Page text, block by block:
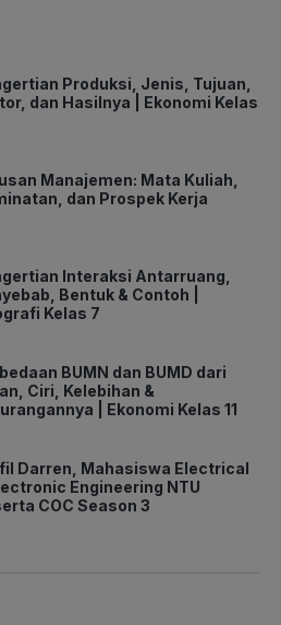
Produksi, Jenis, Tujuan,
dan Hasilnya | Ekonomi Kelas
Manajemen: Mata Kuliah,
dan Prospek Kerja
Interaksi Antarruang,
Bentuk & Contoh |
Kelas 7
BUMN dan BUMD dari
Ciri, Kelebihan &
| Ekonomi Kelas 11
Darren, Mahasiswa Electrical
Engineering NTU
COC Season 3